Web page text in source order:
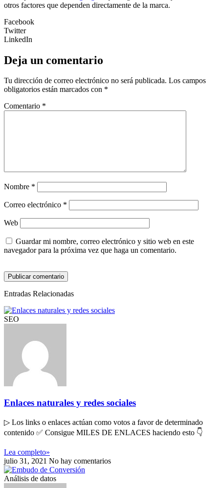
otros factores que dependen directamente de la marca.
Facebook
Twitter
LinkedIn
Deja un comentario
Tu dirección de correo electrónico no será publicada. Los campos
obligatorios están marcados con *
Comentario *
Nombre *
Correo electrónico *
Web
Guardar mi nombre, correo electrónico y sitio web en este
navegador para la próxima vez que haga un comentario.
Entradas Relacionadas
SEO
Enlaces naturales y redes sociales
▷ Los links o enlaces actúan como votos a favor de determinado
contenido ✅ Consigue MILES DE ENLACES haciendo esto 👇
Lea completo»
julio 31, 2021 No hay comentarios
Análisis de datos